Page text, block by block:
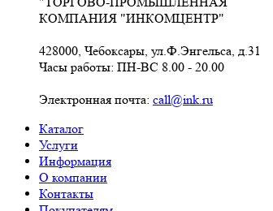
КОМПАНИЯ "ИНКОМЦЕНТР"
428000, Чебоксары, ул.Ф.Энгельса, д.31
Часы работы: ПН-ВС 8.00 - 20.00
Электронная почта: call@ink.ru
Каталог
Услуги
Информация
О компании
Контакты